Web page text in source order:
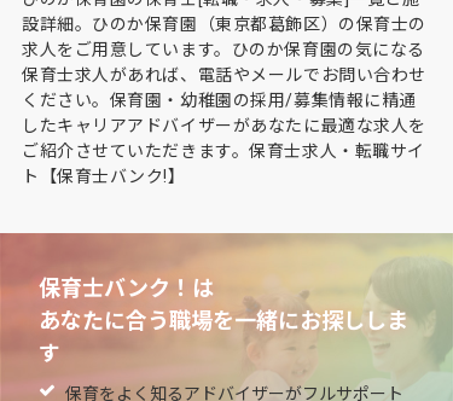
設詳細。ひのか保育園（東京都葛飾区）の保育士の
求人をご用意しています。ひのか保育園の気になる
保育士求人があれば、電話やメールでお問い合わせ
ください。保育園・幼稚園の採用/募集情報に精通
したキャリアアドバイザーがあなたに最適な求人を
ご紹介させていただきます。保育士求人・転職サイ
ト【保育士バンク!】
保育士バンク！は
あなたに合う職場を一緒にお探ししま
す
保育をよく知るアドバイザーがフルサポート